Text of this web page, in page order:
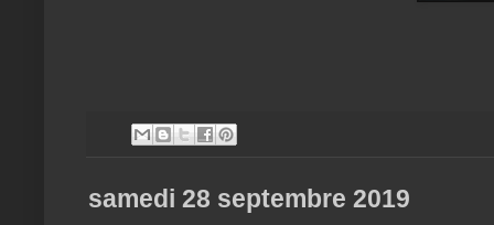
samedi 28 septembre 2019